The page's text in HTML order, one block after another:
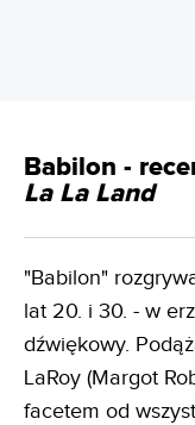
Babilon -
La La Land
"Babilon"
lat 20. i 30. - w
dźwiękowy.
LaRoy (Margot
facetem od